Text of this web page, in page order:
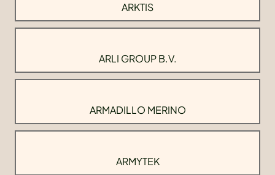
ARKTIS
ARLI GROUP B.V.
ARMADILLO MERINO
ARMYTEK